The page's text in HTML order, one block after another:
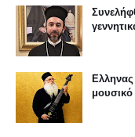
Ελληνας